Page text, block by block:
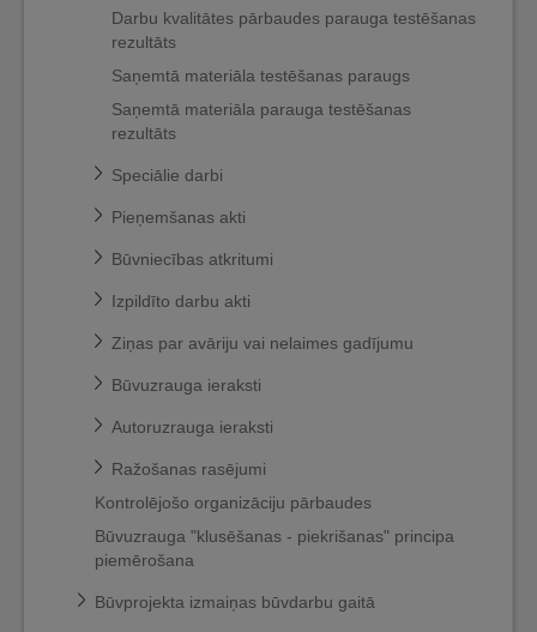
Darbu kvalitātes pārbaudes parauga testēšanas
rezultāts
Saņemtā materiāla testēšanas paraugs
Saņemtā materiāla parauga testēšanas
rezultāts
Speciālie darbi
Pieņemšanas akti
Būvniecības atkritumi
Izpildīto darbu akti
Ziņas par avāriju vai nelaimes gadījumu
Būvuzrauga ieraksti
Autoruzrauga ieraksti
Ražošanas rasējumi
Kontrolējošo organizāciju pārbaudes
Būvuzrauga "klusēšanas - piekrišanas" principa
piemērošana
Būvprojekta izmaiņas būvdarbu gaitā